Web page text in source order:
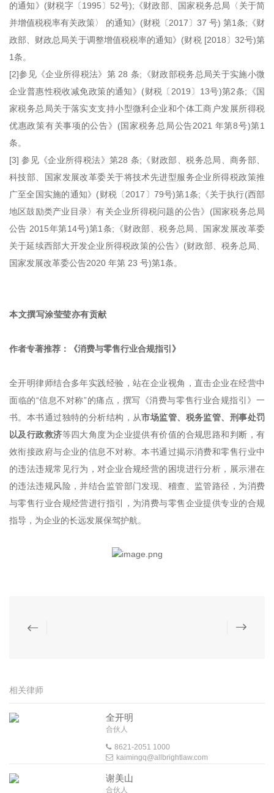
的通知》(财税字〔1995〕52号);《财政部、国家税务总局〈关于简
并增值税税率有关政策〉 的通知》(财税〔2017〕37 号) 第1条;《财
政部、财政总局关于调整增值税税率的通知》(财税 [2018〕32号)第
1条。
[2]参见《企业所得税法》第 28 条;《财政部税务总局关于实施小微
企业普惠性税收减免政策的通知》(财税〔2019〕13号)第2条;《国
家税务总局关于落实支支持小型微利企业和个体工商户发展所得税
优惠政策有关事项的公告》(国家税务总局公告2021 年第8号)第1
条。
[3] 参见《企业所得税法》第28 条;《财政部、税务总局、商务部、
科技部、国家发展改革委关于将技术先进型服务企业所得税政策推
广至全国实施的通知》(财税〔2017〕79号)第1条;《关于执行(西部
地区鼓励类产业目录〉有关企业所得税问题的公告》(国家税务总局
公告 2015年第14号)第1条;《财政部、税务总局、国家发展改革委
关于延续西部大开发企业所得税政策的公告》(财政部、税务总局、
国家发展改革委公告2020 年第 23 号)第1条。
本文撰写涂莹莹亦有贡献
作者专著推荐：《消费与零售行业合规指引》
全开明律师结合多年实践经验，站在企业视角，直击企业在经营中
面临的“信息不对称”的痛点，撰写《消费与零售行业合规指引》一
书。本书通过独特的分析结构，从市场监管、税务监管、刑事处罚
以及行政救济等四大角度为企业提供有价值的合规思路和判断，有
效衔接政府与企业的信息不对称。本书通过揭示消费和零售行业中
的违法违规常见行为，对企业合规经营的困境进行分析，展示潜在
的违法违规风险，并结合监管部门发现、稽查、监管路径，为消费
与零售行业合规经营进行指引，为消费与零售企业提供专业的合规
指导，为企业的长远发展保驾护航。
相关律师
全开明
合伙人
8621-2051 1000
kaimingq@allbrightlaw.com
谢美山
合伙人